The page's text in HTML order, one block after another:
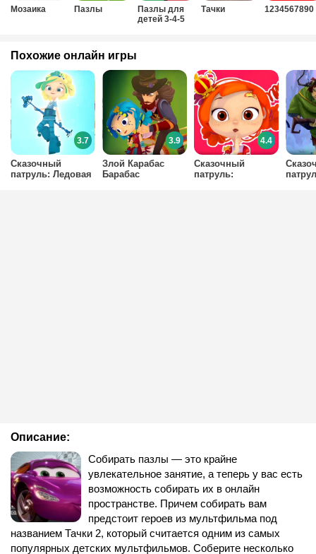
Мозаика Пазлы
Пазлы для
детей 3-4-5
Тачки 1234567890
Описание:
Собирать пазлы — это крайне
увлекательное занятие, а теперь у вас есть
возможность собирать их в онлайн
пространстве. Причем собирать вам
предстоит героев из мультфильма под
названием Тачки 2, который считается одним из самых
популярных детских мультфильмов. Соберите несколько
Похожие онлайн игры
Сказочный
патруль: Ледовая
3.7
Злой Карабас
Барабас
3.9
Сказочный
патруль:
4.4